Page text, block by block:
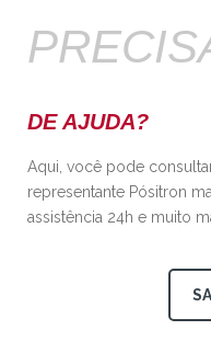
DE AJUDA?
Aqui, você pode
representante Pósitron
assistência 24h e muito